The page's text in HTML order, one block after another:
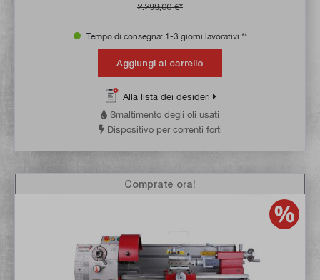
2.299,00 €*
Tempo di consegna: 1-3 giorni lavorativi **
Aggiungi al carrello
Alla lista dei desideri
Smaltimento degli oli usati
Dispositivo per correnti forti
Comprate ora!